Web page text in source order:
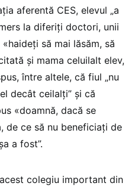
aferentă CES, elevul „a
la diferiți doctori, unii
să mai lăsăm, să
și mama celuilalt elev,
între altele, că fiul „nu
decât ceilalți” și că
«doamnă, dacă se
de ce să nu beneficiați de
a fost”.
colegiu important din